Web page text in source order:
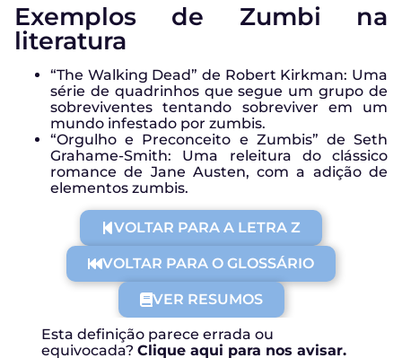
Exemplos de Zumbi na
literatura
“The Walking Dead” de Robert Kirkman: Uma
série de quadrinhos que segue um grupo de
sobreviventes tentando sobreviver em um
mundo infestado por zumbis.
“Orgulho e Preconceito e Zumbis” de Seth
Grahame-Smith: Uma releitura do clássico
romance de Jane Austen, com a adição de
elementos zumbis.
VOLTAR PARA A LETRA Z
VOLTAR PARA O GLOSSÁRIO
VER RESUMOS
Esta definição parece errada ou
equivocada? Clique aqui para nos avisar.